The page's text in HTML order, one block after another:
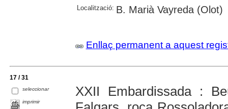
Localització: B. Marià Vayreda (Olot)
Enllaç permanent a aquest
17 / 31
seleccionar
imprimir
XXII Embardissada :